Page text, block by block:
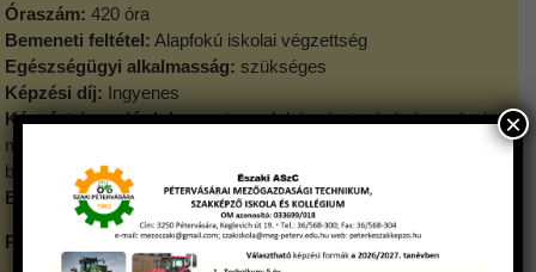
Óraszám: 420 óra
Bemeneti feltétel: Alapfokú iskolai végzettség
Egészségügyi alkalmasság: szükséges
Képzési díj: Ingyenes
Képzést igazoló dokumentum:A képzés tanúsítvánnyal zárul,
melynek birtokában képesítő vizsga tehető és képesítő
bizonyítvány szerezhető.
Egyéb információ:
A szakmai anyagot a képző biztosítja.
Programkövetelmény:
×